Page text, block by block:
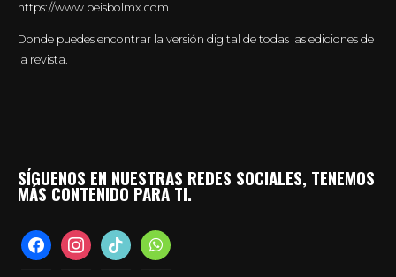
https://www.beisbolmx.com
Donde puedes encontrar la versión digital de todas las ediciones de
la revista.
SÍGUENOS EN NUESTRAS REDES SOCIALES, TENEMOS
MÁS CONTENIDO PARA TI.
facebookinstagramtiktok whatsapp